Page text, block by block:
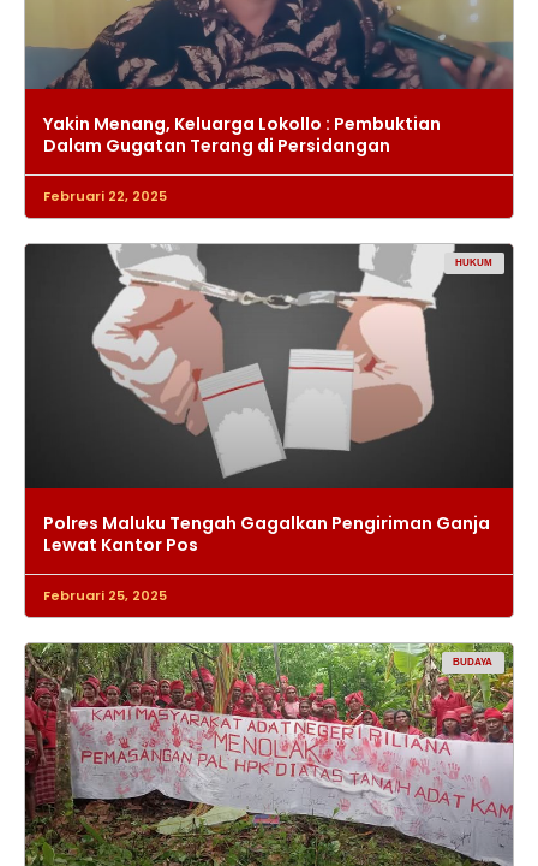
Yakin Menang, Keluarga Lokollo : Pembuktian
Dalam Gugatan Terang di Persidangan
Februari 22, 2025
HUKUM
Polres Maluku Tengah Gagalkan Pengiriman Ganja
Lewat Kantor Pos
Februari 25, 2025
BUDAYA